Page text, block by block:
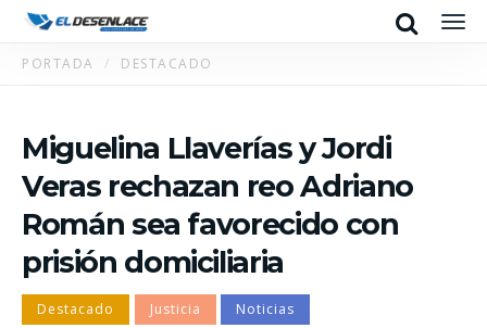
Search
PORTADA DESTACADO
Miguelina Llaverías y Jordi
Veras rechazan reo Adriano
Román sea favorecido con
prisión domiciliaria
Destacado Justicia Noticias